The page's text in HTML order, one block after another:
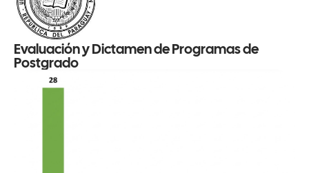
Evaluación y Dictamen de Programas de
Postgrado